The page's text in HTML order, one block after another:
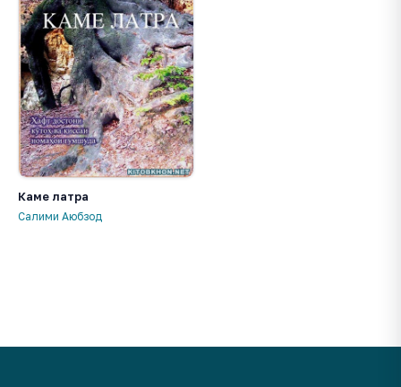
Каме латра
Салими Аюбзод